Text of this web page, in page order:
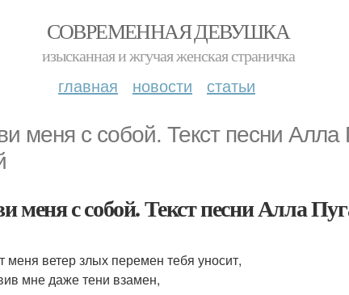
СОВРЕМЕННАЯ ДЕВУШКА
изысканная и жгучая женская страничка
главная новости статьи
меня с собой. Текст песни
меня с собой. Текст песни Алла
меня ветер злых перемен тебя уносит,
мне даже тени взамен,